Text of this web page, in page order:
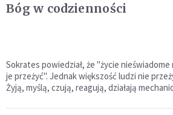
Bóg w codzienności
Sokrates powiedział, że "życie
je przeżyć". Jednak większość ludzi nie
Żyją, myślą, czują, reagują, działają